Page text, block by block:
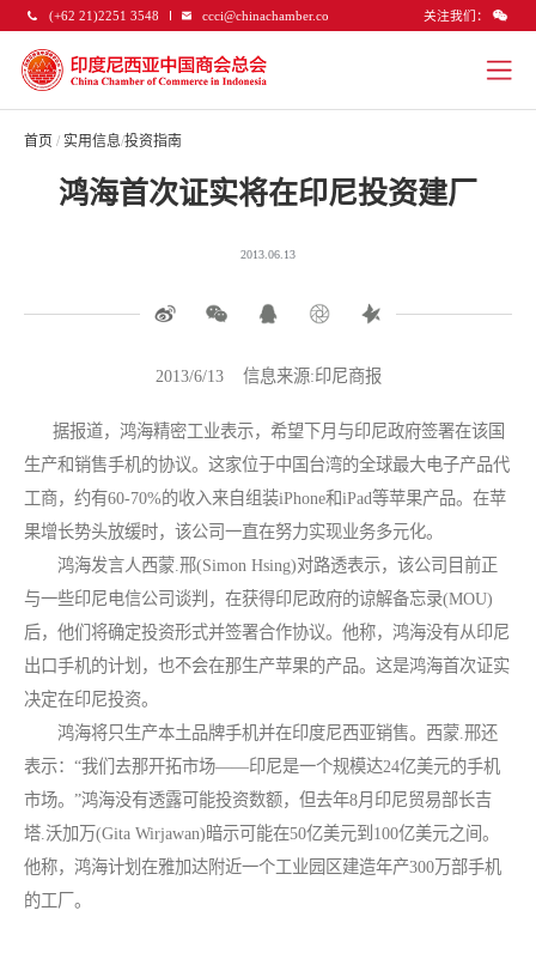
(+62 21)2251 3548 ccci@chinachamber.co 关注我们：
首页 / 实用信息/投资指南
鸿海首次证实将在印尼投资建厂
2013.06.13
2013/6/13 信息来源:印尼商报
据报道，鸿海精密工业表示，希望下月与印尼政府签署在该国
生产和销售手机的协议。这家位于中国台湾的全球最大电子产品代
工商，约有60-70%的收入来自组装iPhone和iPad等苹果产品。在苹
果增长势头放缓时，该公司一直在努力实现业务多元化。
鸿海发言人西蒙.邢(Simon Hsing)对路透表示，该公司目前正
与一些印尼电信公司谈判，在获得印尼政府的谅解备忘录(MOU)
后，他们将确定投资形式并签署合作协议。他称，鸿海没有从印尼
出口手机的计划，也不会在那生产苹果的产品。这是鸿海首次证实
决定在印尼投资。
鸿海将只生产本土品牌手机并在印度尼西亚销售。西蒙.邢还
表示：“我们去那开拓市场――印尼是一个规模达24亿美元的手机
市场。”鸿海没有透露可能投资数额，但去年8月印尼贸易部长吉
塔.沃加万(Gita Wirjawan)暗示可能在50亿美元到100亿美元之间。
他称，鸿海计划在雅加达附近一个工业园区建造年产300万部手机
的工厂。